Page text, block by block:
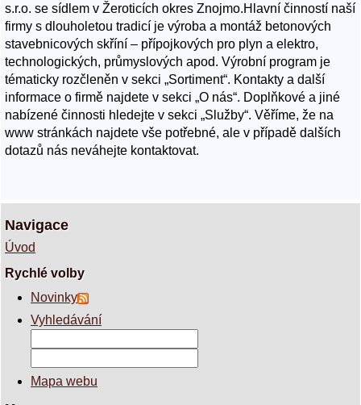
s.r.o. se sídlem v Žeroticích okres Znojmo.Hlavní činností naší
firmy s dlouholetou tradicí je výroba a montáž betonových
stavebnicových skříní – přípojkových pro plyn a elektro,
technologických, průmyslových apod. Výrobní program je
tématicky rozčleněn v sekci „Sortiment“. Kontakty a další
informace o firmě najdete v sekci „O nás“. Doplňkové a jiné
nabízené činnosti hledejte v sekci „Služby“. Věříme, že na
www stránkách najdete vše potřebné, ale v případě dalších
dotazů nás neváhejte kontaktovat.
Navigace
Úvod
Rychlé volby
Novinky
Vyhledávání
Mapa webu